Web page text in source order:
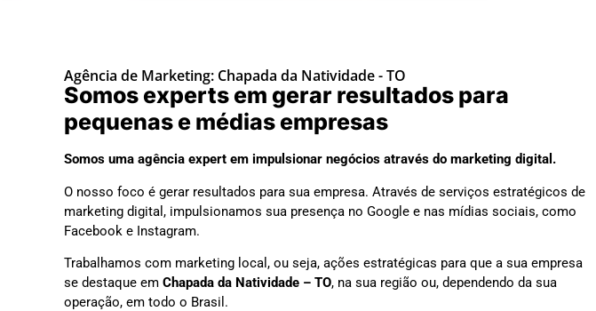
Agência de Marketing: Chapada da Natividade - TO
Somos experts em gerar resultados para
pequenas e médias empresas
Somos uma agência expert em impulsionar negócios através do marketing digital.
O nosso foco é gerar resultados para sua empresa. Através de serviços estratégicos de
marketing digital, impulsionamos sua presença no Google e nas mídias sociais, como
Facebook e Instagram.
Trabalhamos com marketing local, ou seja, ações estratégicas para que a sua empresa
se destaque em Chapada da Natividade – TO, na sua região ou, dependendo da sua
operação, em todo o Brasil.